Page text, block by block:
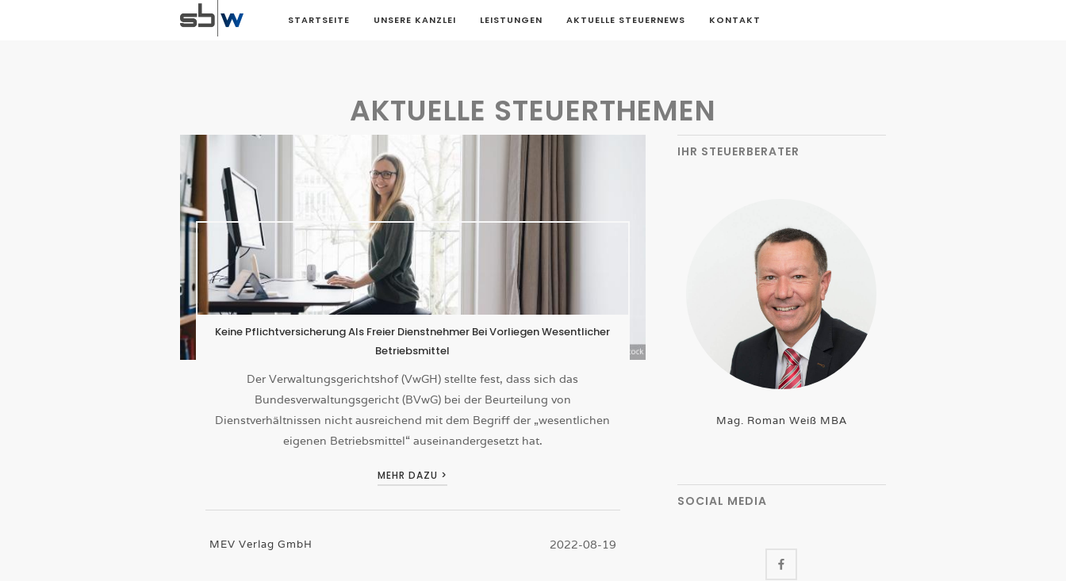
STARTSEITE UNSERE KANZLEI LEISTUNGEN AKTUELLE STEUERNEWS KONTAKT
AKTUELLE STEUERTHEMEN
Keine Pflichtversicherung Als Freier Dienstnehmer Bei Vorliegen Wesentlicher
Betriebsmittel
Der Verwaltungsgerichtshof (VwGH) stellte fest, dass sich das
Bundesverwaltungsgericht (BVwG) bei der Beurteilung von
Dienstverhältnissen nicht ausreichend mit dem Begriff der „wesentlichen
eigenen Betriebsmittel“ auseinandergesetzt hat.
MEHR DAZU >
MEV Verlag GmbH 2022-08-19
IHR STEUERBERATER
Mag. Roman Weiß MBA
SOCIAL MEDIA